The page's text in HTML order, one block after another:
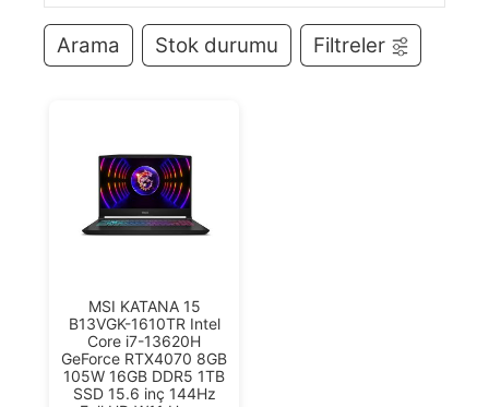
Arama Stok durumu Filtreler
MSI KATANA 15
B13VGK-1610TR Intel
Core i7-13620H
GeForce RTX4070 8GB
105W 16GB DDR5 1TB
SSD 15.6 inç 144Hz